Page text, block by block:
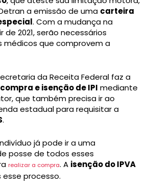
a emissão de uma carteira
. Com a mudança na
2021, serão necessários
médicos que comprovem a
da Receita Federal faz a
e isenção de IPI mediante
que também precisa ir ao
estadual para requisitar a
.
já pode ir a uma
posse de todos esses
realizar a compra. A isenção do IPVA
processo.